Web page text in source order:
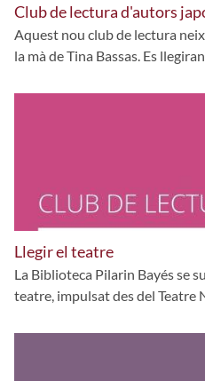
Club de lectura d'autors
Aquest nou club de lectura
la mà de Tina Bassas. Es
Llegir el teatre
La Biblioteca Pilarin Bayés se
teatre, impulsat des del Teatre